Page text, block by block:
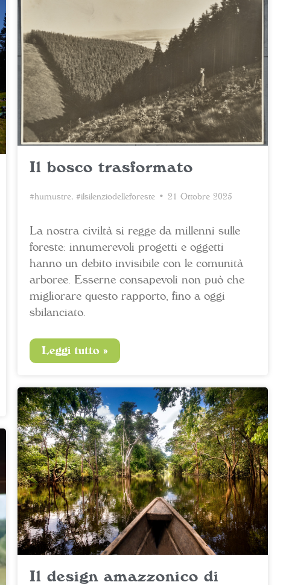
Il bosco trasformato
#humustre, #ilsilenziodelleforeste • 21 Ottobre 2025
La nostra civiltà si regge da millenni sulle
foreste: innumerevoli progetti e oggetti
hanno un debito invisibile con le comunità
arboree. Esserne consapevoli non può che
migliorare questo rapporto, fino a oggi
sbilanciato.
Leggi tutto »
Il design amazzonico di